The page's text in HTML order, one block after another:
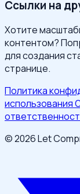
Ссылки на
Хотите
контентом?
для создания
странице.
Политика
использования
© 2026 Let